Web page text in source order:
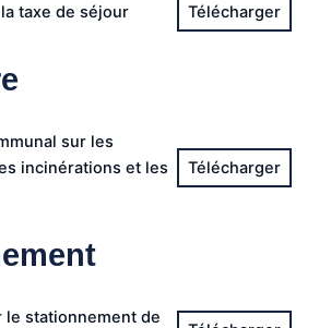
taxe de séjour
sur les
incinérations et les
le stationnement de